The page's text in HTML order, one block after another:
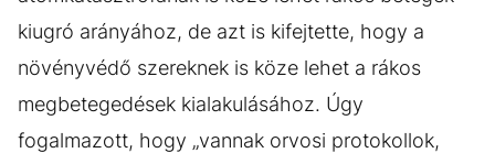
kiugró arányához, de azt is kifejtette, hogy a
növényvédő szereknek is köze lehet a rákos
megbetegedések kialakulásához. Úgy
fogalmazott, hogy „vannak orvosi protokollok,